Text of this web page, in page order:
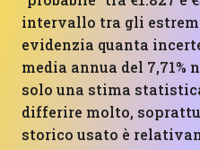
intervallo tra gli estremi
evidenzia quanta
media annua del 7,71%
solo una stima
differire molto,
storico usato è